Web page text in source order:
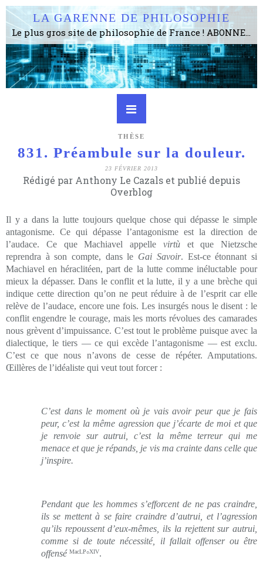
LA GARENNE DE PHILOSOPHIE
Le plus gros site de philosophie de France ! ABONNEZ-VOUS ! 4115 Articles, 1634 abonné·e·s, depuis 2006 . . . . . . . . 2 852 214 pages vues jusqu'à présent. Prestance et être apte à un plus grand nombre de choses.
THÈSE
831. Préambule sur la douleur.
23 FÉVRIER 2013
Rédigé par Anthony Le Cazals et publié depuis
Overblog
Il y a dans la lutte toujours quelque chose qui dépasse le simple
antagonisme. Ce qui dépasse l’antagonisme est la direction de
l’audace. Ce que Machiavel appelle virtùet que Nietzsche
reprendra à son compte, dans le Gai Savoir. Est-ce étonnant si
Machiavel en héraclitéen, part de la lutte comme inéluctable pour
mieux la dépasser. Dans le conflit et la lutte, il y a une brèche qui
indique cette direction qu’on ne peut réduire à de l’esprit car elle
relève de l’audace, encore une fois. Les insurgés nous le disent : le
conflit engendre le courage, mais les morts révolues des camarades
nous grèvent d’impuissance. C’est tout le problème puisque avec la
dialectique, le tiers — ce qui excède l’antagonisme — est exclu.
C’est ce que nous n’avons de cesse de répéter. Amputations.
Œillères de l’idéaliste qui veut tout forcer :
C’est dans le moment où je vais avoir peur que je fais
peur, c’est la même agression que j’écarte de moi et que
je renvoie sur autrui, c’est la même terreur qui me
menace et que je répands, je vis ma crainte dans celle que
j’inspire.
Pendant que les hommes s’efforcent de ne pas craindre,
ils se mettent à se faire craindre d’autrui, et l’agression
qu’ils repoussent d’eux-mêmes, ils la rejettent sur autrui,
comme si de toute nécessité, il fallait offenser ou être
offensé MacLP°XIV.